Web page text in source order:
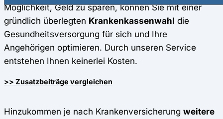
Möglichkeit, Geld zu sparen, können Sie mit einer
gründlich überlegten Krankenkassenwahl die
Gesundheitsversorgung für sich und Ihre
Angehörigen optimieren. Durch unseren Service
entstehen Ihnen keinerlei Kosten.
>> Zusatzbeiträge vergleichen
Hinzukommen je nach Krankenversicherung weitere